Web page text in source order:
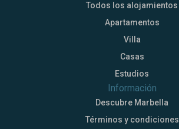
Todos los alojamientos
Apartamentos
Villa
Casas
Estudios
Información
Descubre Marbella
Términos y condiciones